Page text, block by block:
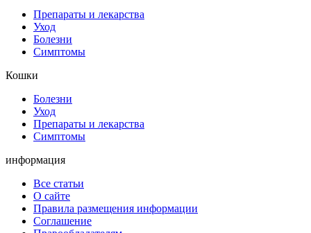
Препараты и лекарства
Уход
Болезни
Симптомы
Кошки
Болезни
Уход
Препараты и лекарства
Симптомы
информация
Все статьи
О сайте
Правила размещения информации
Соглашение